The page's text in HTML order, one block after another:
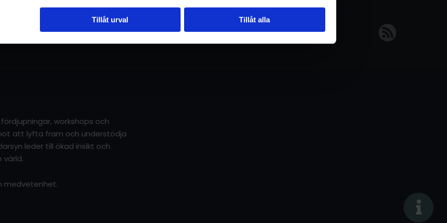
Tillåt urval Tillåt alla
workshops och
att lyfta fram och understödja
leder till ökad insikt och
medvetenhet.